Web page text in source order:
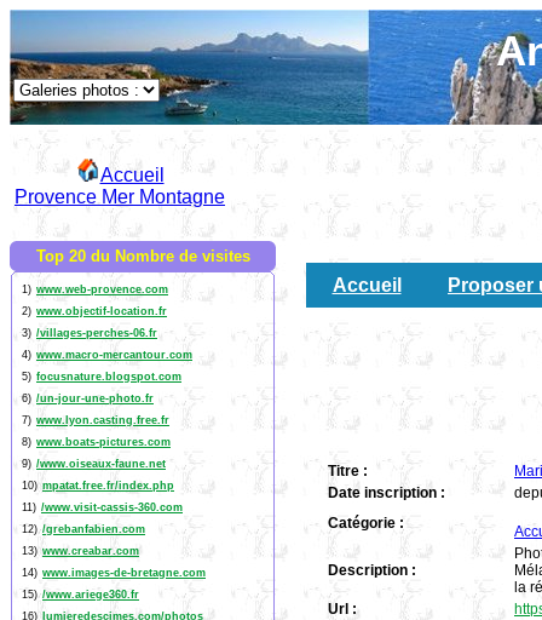
Accueil
Provence Mer Montagne
Top 20 du Nombre de visites
1) www.web-provence.com
2) www.objectif-location.fr
3) /villages-perches-06.fr
4) www.macro-mercantour.com
5) focusnature.blogspot.com
6) /un-jour-une-photo.fr
7) www.lyon.casting.free.fr
8) www.boats-pictures.com
9) /www.oiseaux-faune.net
10) mpatat.free.fr/index.php
11) /www.visit-cassis-360.com
12) /grebanfabien.com
13) www.creabar.com
14) www.images-de-bretagne.com
15) /www.ariege360.fr
16) lumieredescimes.com/photos
Accueil Proposer
Titre :
Date inscription :
Catégorie :
Description :
la
Url :